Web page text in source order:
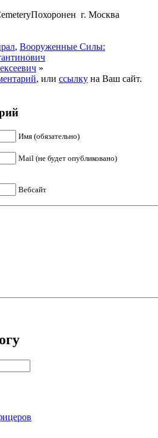
Похоронен г. Москва
, Вооруженные Силы:
»
, или ссылку на Ваш сайт.
Имя (обязательно)
Mail (не будет опубликовано)
Вебсайт